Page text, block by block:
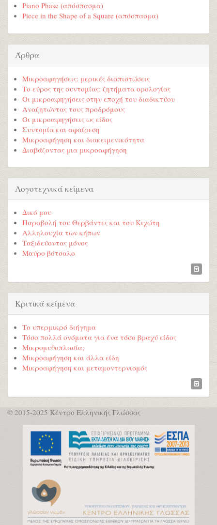
Piano Phase (απόσπασμα)
Piece in the Shape of a Square (απόσπασμα)
Άρθρα
Μικροαφηγήσεις: μερικές διαπιστώσεις
Το εύρος της συντομίας: ζητήματα ορολογίας
Οι μικροαφηγήσεις στην εποχή του διαδικτύου
Αναζητώντας τους προδρόμους
Οι μικροαφηγήσεις ως είδος
Συντομία και αφαίρεση
Μικροαφήγηση και διακειμενικότητα
Διαβάζοντας μια μικροαφήγηση
Λογοτεχνικά κείμενα
Δικό μου
Παραβολή του Θερβάντες και του Κιχώτη
Αλληλουχία των κήπων
Ταξιδεύοντας μόνος
Μαύρο βότσαλο
Κριτικά κείμενα
Το υπερμικρό διήγημα
Τόσο πολλά ονόματα για ένα τόσο βραχύ είδος
Μικρομυθοπλασία;
Μικροαφήγηση και άλλα είδη
Μικροαφήγηση και μεταμοντερνισμός
© 2015-2025 Κέντρο Ελληνικής Γλώσσας